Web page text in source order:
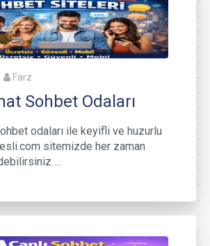
Farz
Sohbet Odaları
odaları ile keyifli ve huzurlu
sitemizde her zaman